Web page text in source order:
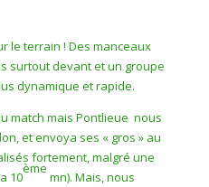
le terrain ! Des manceaux
surtout devant et un groupe
dynamique et rapide.
match mais Pontlieue nous
et envoya ses « gros » au
fortement, malgré une
10
ème
mn). Mais, nous